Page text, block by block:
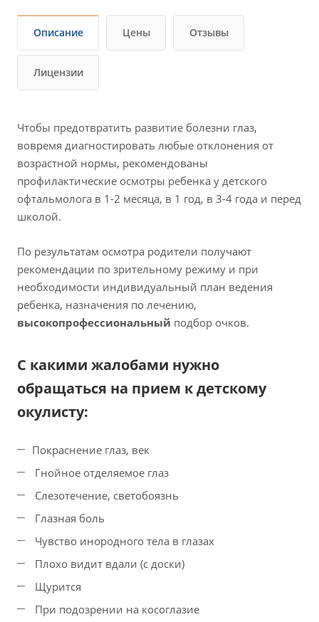
Описание Цены Отзывы
Лицензии
Чтобы предотвратить развитие болезни глаз,
вовремя диагностировать любые отклонения от
возрастной нормы, рекомендованы
профилактические осмотры ребенка у детского
офтальмолога в 1-2 месяца, в 1 год, в 3-4 года и перед
школой.
По результатам осмотра родители получают
рекомендации по зрительному режиму и при
необходимости индивидуальный план ведения
ребенка, назначения по лечению,
высокопрофессиональный подбор очков.
С какими жалобами нужно
обращаться на прием к детскому
окулисту:
Покраснение глаз, век
Гнойное отделяемое глаз
Слезотечение, светобоязнь
Глазная боль
Чувство инородного тела в глазах
Плохо видит вдали (с доски)
Щурится
При подозрении на косоглазие